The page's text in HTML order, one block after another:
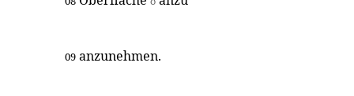
09 anzunehmen.